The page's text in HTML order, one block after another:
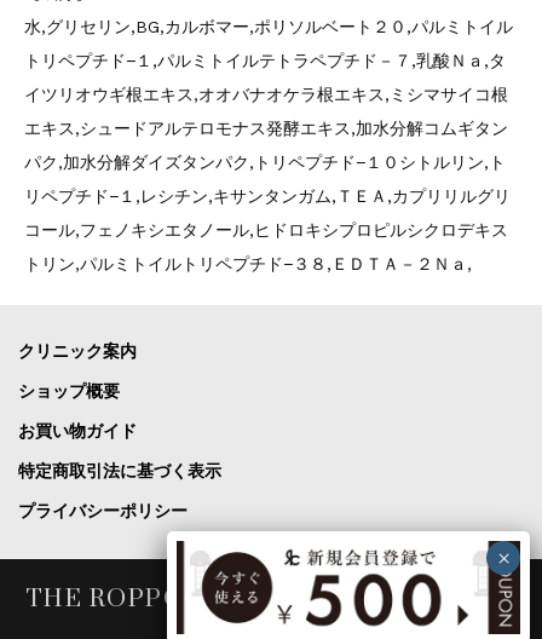
水,グリセリン,BG,カルボマー,ポリソルベート２０,パルミトイル
トリペプチド−１,パルミトイルテトラペプチド－７,乳酸Ｎａ,タ
イツリオウギ根エキス,オオバナオケラ根エキス,ミシマサイコ根
エキス,シュードアルテロモナス発酵エキス,加水分解コムギタン
パク,加水分解ダイズタンパク,トリペプチド−１０シトルリン,ト
リペプチド−１,レシチン,キサンタンガム,ＴＥＡ,カプリリルグリ
コール,フェノキシエタノール,ヒドロキシプロピルシクロデキス
トリン,パルミトイルトリペプチド−３８,ＥＤＴＡ－２Ｎａ,
クリニック案内
ショップ概要
お買い物ガイド
特定商取引法に基づく表示
プライバシーポリシー
THE ROPPONGI CLINIC COSME